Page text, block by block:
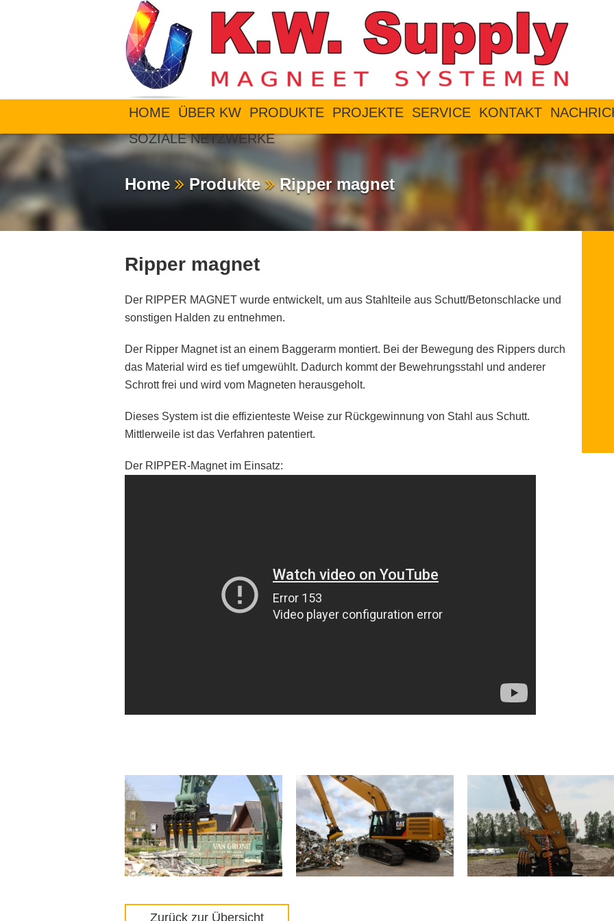
HOME ÜBER KW PRODUKTE PROJEKTE SERVICE KONTAKT
SOZIALE NETZWERKE
Home Produkte Ripper magnet
Ripper magnet
Der RIPPER MAGNET wurde entwickelt, um aus Stahlteile aus Schutt/Betonschlacke und
sonstigen Halden zu entnehmen.
Der Ripper Magnet ist an einem Baggerarm montiert. Bei der Bewegung des Rippers durch
das Material wird es tief umgewühlt. Dadurch kommt der Bewehrungsstahl und anderer
Schrott frei und wird vom Magneten herausgeholt.
Dieses System ist die effizienteste Weise zur Rückgewinnung von Stahl aus Schutt.
Mittlerweile ist das Verfahren patentiert.
Der RIPPER-Magnet im Einsatz:
Zurück zur Übersicht